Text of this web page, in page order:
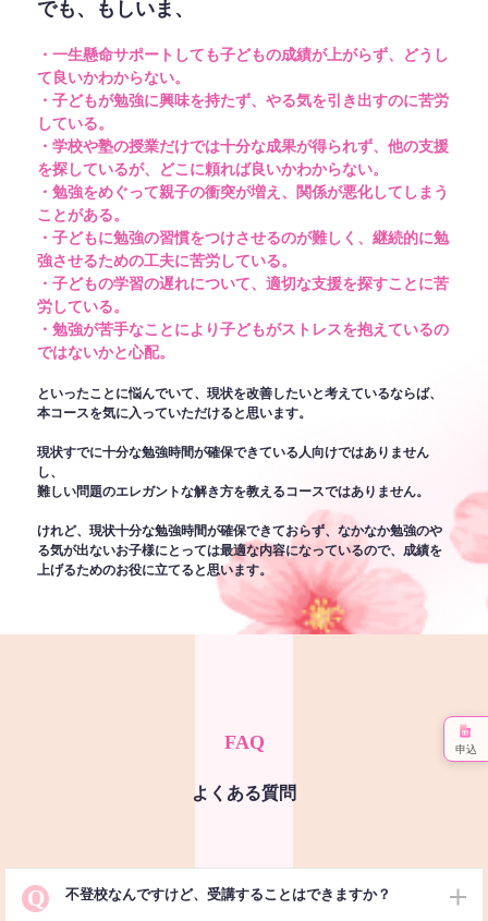
でも、もしいま、
・一生懸命サポートしても子どもの成績が上がらず、どうし
て良いかわからない。
・子どもが勉強に興味を持たず、やる気を引き出すのに苦労
している。
・学校や塾の授業だけでは十分な成果が得られず、他の支援
を探しているが、どこに頼れば良いかわからない。
・勉強をめぐって親子の衝突が増え、関係が悪化してしまう
ことがある。
・子どもに勉強の習慣をつけさせるのが難しく、継続的に勉
強させるための工夫に苦労している。
・子どもの学習の遅れについて、適切な支援を探すことに苦
労している。
・勉強が苦手なことにより子どもがストレスを抱えているの
ではないかと心配。
といったことに悩んでいて、現状を改善したいと考えているならば、
本コースを気に入っていただけると思います。
現状すでに十分な勉強時間が確保できている人向けではありません
し、
難しい問題のエレガントな解き方を教えるコースではありません。
けれど、現状十分な勉強時間が確保できておらず、なかなか勉強のや
る気が出ないお子様にとっては最適な内容になっているので、成績を
上げるためのお役に立てると思います。
FAQ
よくある質問
Q 不登校なんですけど、受講することはできますか？
申込